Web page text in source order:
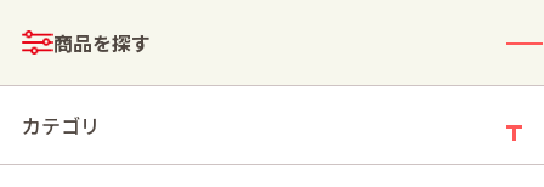
商品を探す
カテゴリ